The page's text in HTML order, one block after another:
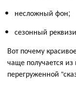
несложный фон;
сезонный
Вот почему
чаще получается
перегруженной